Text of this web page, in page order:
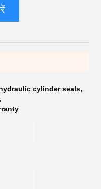
cylinder seals,
,